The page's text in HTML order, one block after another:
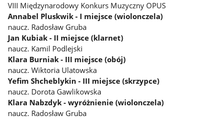
VIII Międzynarodowy Konkurs Muzyczny OPUS
Annabel Pluskwik - I miejsce (wiolonczela)
naucz. Radosław Gruba
Jan Kubiak - II miejsce (klarnet)
naucz. Kamil Podlejski
Klara Burniak - III miejsce (obój)
naucz. Wiktoria Ulatowska
Yefim Shcheblykin - III miejsce (skrzypce)
naucz. Dorota Gawlikowska
Klara Nabzdyk - wyróżnienie (wiolonczela)
naucz. Radosław Gruba